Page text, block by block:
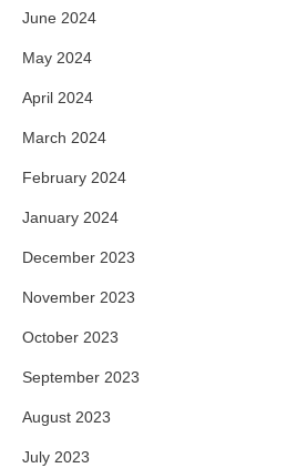
June 2024
May 2024
April 2024
March 2024
February 2024
January 2024
December 2023
November 2023
October 2023
September 2023
August 2023
July 2023